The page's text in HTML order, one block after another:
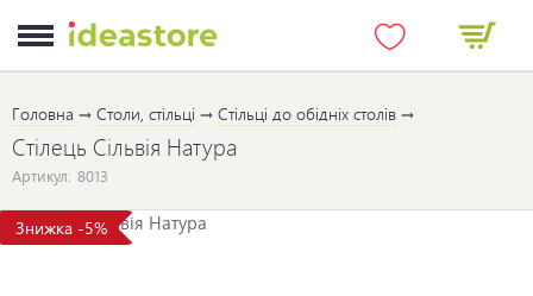
Головна Столи, стільці Стільці до обідніх столів
Стілець Сільвія Натура
Артикул: 8013
Знижка -5%